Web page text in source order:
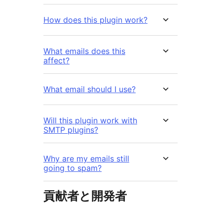
How does this plugin work?
What emails does this
affect?
What email should I use?
Will this plugin work with
SMTP plugins?
Why are my emails still
going to spam?
貢献者と開発者